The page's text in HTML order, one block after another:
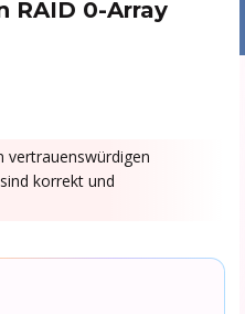
RAID 0-Array
korrekt und